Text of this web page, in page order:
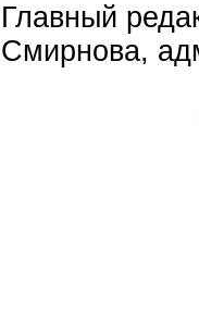
Главный
Смирнова,